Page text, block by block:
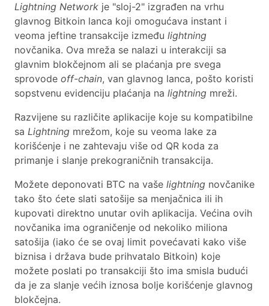
Lightning Network je "sloj-2" izgrađen na vrhu
glavnog Bitkoin lanca koji omogućava instant i
veoma jeftine transakcije između lightning
novčanika. Ova mreža se nalazi u interakciji sa
glavnim blokčejnom ali se plaćanja pre svega
sprovode off-chain, van glavnog lanca, pošto koristi
sopstvenu evidenciju plaćanja na lightning mreži.
Razvijene su različite aplikacije koje su kompatibilne
sa Lightning mrežom, koje su veoma lake za
korišćenje i ne zahtevaju više od QR koda za
primanje i slanje prekograničnih transakcija.
Možete deponovati BTC na vaše lightning novčanike
tako što ćete slati satošije sa menjačnica ili ih
kupovati direktno unutar ovih aplikacija. Većina ovih
novčanika ima ograničenje od nekoliko miliona
satošija (iako će se ovaj limit povećavati kako više
biznisa i država bude prihvatalo Bitkoin) koje
možete poslati po transakciji što ima smisla budući
da je za slanje većih iznosa bolje korišćenje glavnog
blokčejna.